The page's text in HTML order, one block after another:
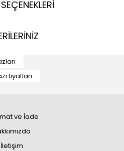
fiyatları
ve İade
İletişim